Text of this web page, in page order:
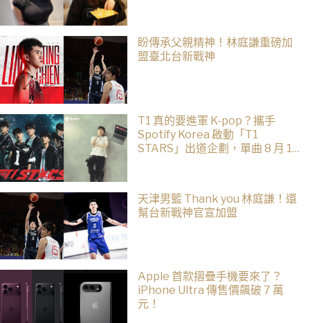
盼傳承父親精神！林庭謙重磅加
盟臺北台新戰神
T1 真的要進軍 K-pop？攜手
Spotify Korea 啟動「T1
STARS」出道企劃，單曲 8 月 10
天津男籃 Thank you 林庭謙！還
幫台新戰神官宣加盟
Apple 首款摺疊手機要來了？
iPhone Ultra 傳售價飆破 7 萬
元！